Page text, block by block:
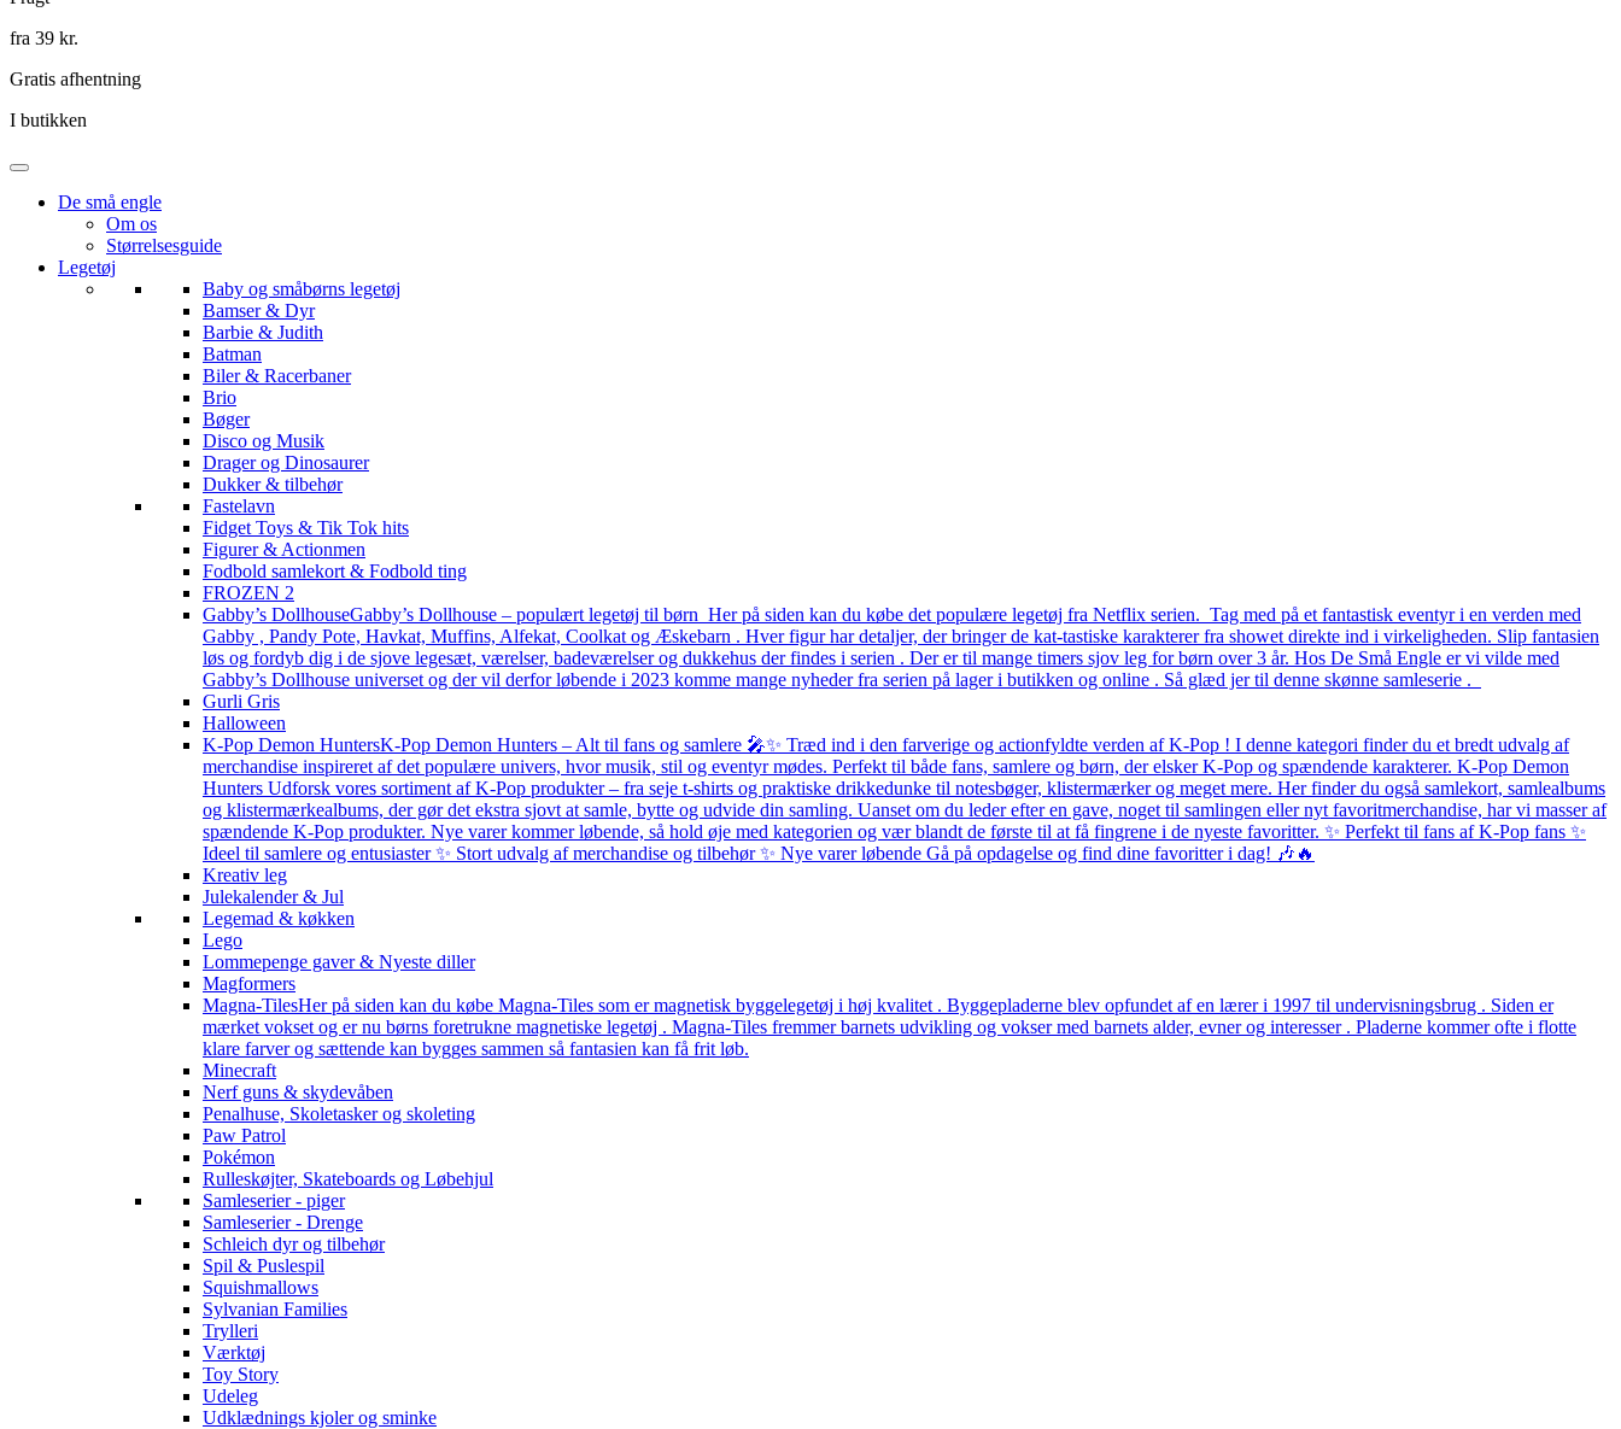
fra 39 kr.
Gratis afhentning
I butikken
De små engle
Om os
Størrelsesguide
Legetøj
Baby og småbørns legetøj
Bamser & Dyr
Barbie & Judith
Batman
Biler & Racerbaner
Brio
Bøger
Disco og Musik
Drager og Dinosaurer
Dukker & tilbehør
Fastelavn
Fidget Toys & Tik Tok hits
Figurer & Actionmen
Fodbold samlekort & Fodbold ting
FROZEN 2
Gabby’s DollhouseGabby’s Dollhouse – populært legetøj til børn Her på siden kan du købe det populære legetøj fra Netflix serien. Tag med på et fantastisk eventyr i en verden med
Gabby , Pandy Pote, Havkat, Muffins, Alfekat, Coolkat og Æskebarn . Hver figur har detaljer, der bringer de kat-tastiske karakterer fra showet direkte ind i virkeligheden. Slip fantasien
løs og fordyb dig i de sjove legesæt, værelser, badeværelser og dukkehus der findes i serien . Der er til mange timers sjov leg for børn over 3 år. Hos De Små Engle er vi vilde med
Gabby’s Dollhouse universet og der vil derfor løbende i 2023 komme mange nyheder fra serien på lager i butikken og online . Så glæd jer til denne skønne samleserie .
Gurli Gris
Halloween
K-Pop Demon HuntersK-Pop Demon Hunters – Alt til fans og samlere 🎤✨ Træd ind i den farverige og actionfyldte verden af K-Pop ! I denne kategori finder du et bredt udvalg af
merchandise inspireret af det populære univers, hvor musik, stil og eventyr mødes. Perfekt til både fans, samlere og børn, der elsker K-Pop og spændende karakterer. K-Pop Demon
Hunters Udforsk vores sortiment af K-Pop produkter – fra seje t-shirts og praktiske drikkedunke til notesbøger, klistermærker og meget mere. Her finder du også samlekort, samlealbums
og klistermærkealbums, der gør det ekstra sjovt at samle, bytte og udvide din samling. Uanset om du leder efter en gave, noget til samlingen eller nyt favoritmerchandise, har vi masser af
spændende K-Pop produkter. Nye varer kommer løbende, så hold øje med kategorien og vær blandt de første til at få fingrene i de nyeste favoritter. ✨ Perfekt til fans af K-Pop fans ✨
Ideel til samlere og entusiaster ✨ Stort udvalg af merchandise og tilbehør ✨ Nye varer løbende Gå på opdagelse og find dine favoritter i dag! 🎶🔥
Kreativ leg
Julekalender & Jul
Legemad & køkken
Lego
Lommepenge gaver & Nyeste diller
Magformers
Magna-TilesHer på siden kan du købe Magna-Tiles som er magnetisk byggelegetøj i høj kvalitet . Byggepladerne blev opfundet af en lærer i 1997 til undervisningsbrug . Siden er
mærket vokset og er nu børns foretrukne magnetiske legetøj . Magna-Tiles fremmer barnets udvikling og vokser med barnets alder, evner og interesser . Pladerne kommer ofte i flotte
klare farver og sættende kan bygges sammen så fantasien kan få frit løb.
Minecraft
Nerf guns & skydevåben
Penalhuse, Skoletasker og skoleting
Paw Patrol
Pokémon
Rulleskøjter, Skateboards og Løbehjul
Samleserier - piger
Samleserier - Drenge
Schleich dyr og tilbehør
Spil & Puslespil
Squishmallows
Sylvanian Families
Trylleri
Værktøj
Toy Story
Udeleg
Udklædnings kjoler og sminke